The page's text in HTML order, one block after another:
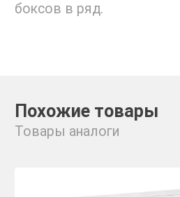
боксов в ряд.
Похожие товары
Товары аналоги